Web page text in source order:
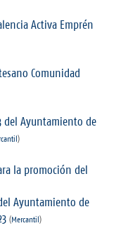
Activa Emprén
Comunidad
del Ayuntamiento de
)
la promoción del
Ayuntamiento de
(Mercantil)